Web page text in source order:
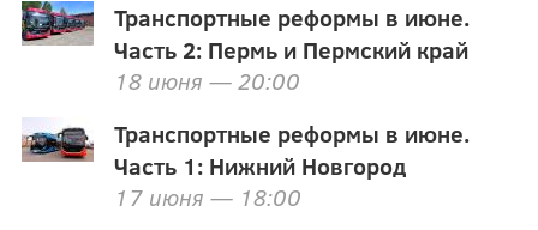
Транспортные реформы в июне.
Часть 2: Пермь и Пермский край
18 июня — 20:00
Транспортные реформы в июне.
Часть 1: Нижний Новгород
17 июня — 18:00